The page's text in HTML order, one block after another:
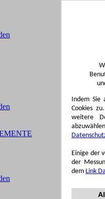
Indem Sie
Cookies
weitere
Einige der
der
dem Link